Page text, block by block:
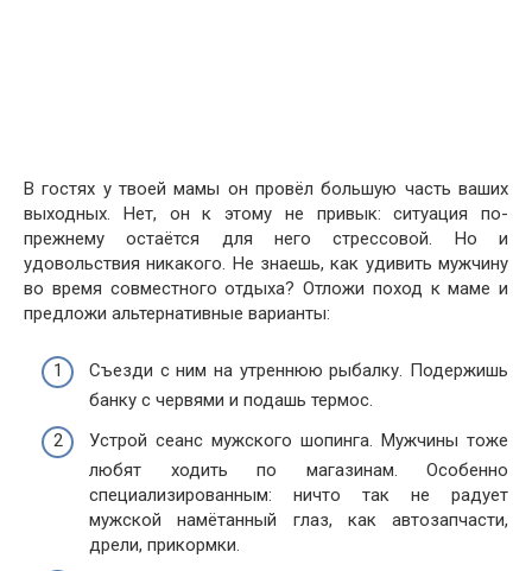
В гостях у твоей мамы он провёл большую часть ваших
выходных. Нет, он к этому не привык: ситуация по-
прежнему остаётся для него стрессовой. Но и
удовольствия никакого. Не знаешь, как удивить мужчину
во время совместного отдыха? Отложи поход к маме и
предложи альтернативные варианты:
Съезди с ним на утреннюю рыбалку. Подержишь
банку с червями и подашь термос.
Устрой сеанс мужского шопинга. Мужчины тоже
любят ходить по магазинам. Особенно
специализированным: ничто так не радует
мужской намётанный глаз, как автозапчасти,
дрели, прикормки.